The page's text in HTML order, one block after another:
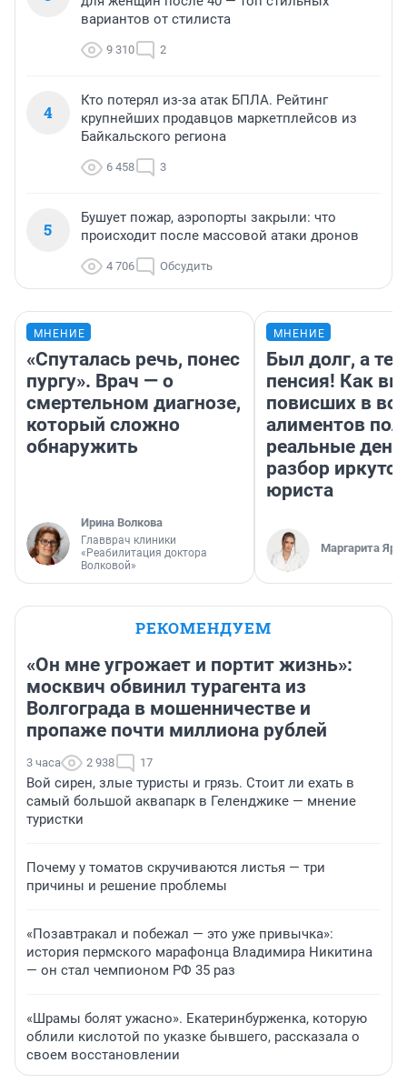
вариантов от стилиста
9 310 2
4
Кто потерял из-за атак БПЛА. Рейтинг
крупнейших продавцов маркетплейсов из
Байкальского региона
6 458 3
5
Бушует пожар, аэропорты закрыли: что
происходит после массовой атаки дронов
4 706 Обсудить
МНЕНИЕ
«Спуталась речь, понес
пургу». Врач — о
смертельном диагнозе,
который сложно
обнаружить
Ирина Волкова
Главврач клиники
«Реабилитация доктора
Волковой»
МНЕНИЕ
Был долг, а
пенсия! Как
повисших в
алиментов
реальные
разбор
юриста
Маргарита
РЕКОМЕНДУЕМ
«Он мне угрожает и портит жизнь»:
москвич обвинил турагента из
Волгограда в мошенничестве и
пропаже почти миллиона рублей
3 часа 2 938 17
Вой сирен, злые туристы и грязь. Стоит ли ехать в
самый большой аквапарк в Геленджике — мнение
туристки
Почему у томатов скручиваются листья — три
причины и решение проблемы
«Позавтракал и побежал — это уже привычка»:
история пермского марафонца Владимира Никитина
— он стал чемпионом РФ 35 раз
«Шрамы болят ужасно». Екатеринбурженка, которую
облили кислотой по указке бывшего, рассказала о
своем восстановлении